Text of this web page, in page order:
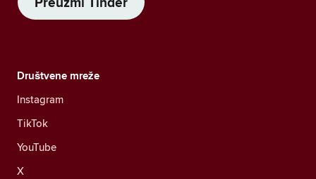
Društvene mreže
Instagram
TikTok
YouTube
X